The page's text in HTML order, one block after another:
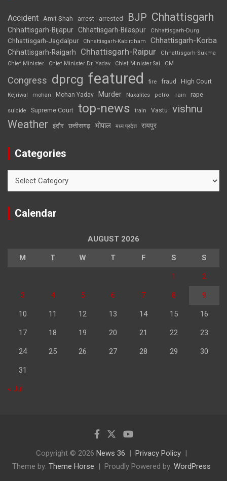
Accident Amit Shah arrest arrested BJP Chhattisgarh
Chhattisgarh-Bijapur Chhattisgarh-Bilaspur Chhattisgarh-Durg
Chhattisgarh-Jagdalpur Chhattisgarh-Kabirdham Chhattisgarh-Korba
Chhattisgarh-Raigarh Chhattisgarh-Raipur
Chhattisgarh-Sukma
Chief Minister
Chief Minister Dr. Yadav Chief Minister Sai CM
Congress dprcg featured fire fraud High Court
Kejriwal mohan Mohan Yadav Murder Naxalites petrol rain rape
suicide Supreme Court top-news train Vastu vishnu
Weather इंदौर छत्तीसगढ़ भोपाल मध्य प्रदेश रायपुर
Categories
Calendar
AUGUST 2026
M T W T F S S
1 2
3 4 5 6 7 8 9
10 11 12 13 14 15 16
17 18 19 20 21 22 23
24 25 26 27 28 29 30
31
« Jul
Copyright © 2026 News 36
Privacy Policy
Theme by: Theme Horse Proudly Powered by: WordPress